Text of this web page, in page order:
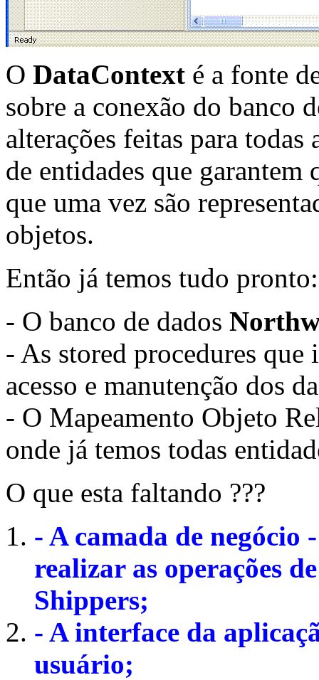
O DataContext é a fonte
sobre a conexão do banco
alterações feitas para todas
de entidades que garantem
que uma vez são
objetos.
Então já temos tudo pronto:
- O banco de dados
- As stored procedures que
acesso e manutenção dos
- O Mapeamento Objeto
onde já temos todas
O que esta faltando ???
- A camada de
realizar as operações
Shippers;
- A interface da
usuário;